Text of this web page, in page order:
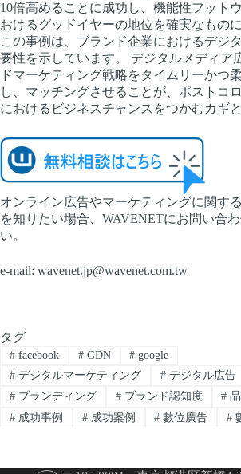
10倍高めることに成功し、機能性フット
おけるグッドイヤーの地位を確実なものに
この事例は、ブランド企業におけるデジ
要性を示しています。 デジタルメディア
ドマーケティング戦略をタイムリーかつ
し、マッチングさせることが、ポストコ
におけるビジネスチャンスをつかむカギ
オンライン広告やマーケティングに関す
を知りたい場合、WAVENETにお問い合
い。
e-mail: wavenet.jp@wavenet.com.tw
タグ
#facebook #GDN # google
#デジタルマーケティング #デジタル広告
#ブランディング #ブランド認知度 #
#成功事例 #成功案例 # 數位廣告 #